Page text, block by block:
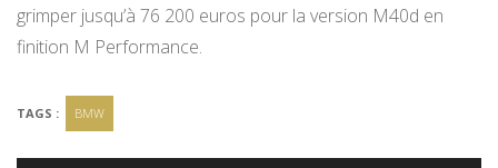
grimper jusqu’à 76 200 euros pour la version M40d en
finition M Performance.
TAGS : BMW